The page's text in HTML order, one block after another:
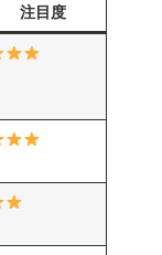
注目度